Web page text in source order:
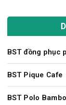
BST đồng phục
BST Pique Cafe
BST Polo